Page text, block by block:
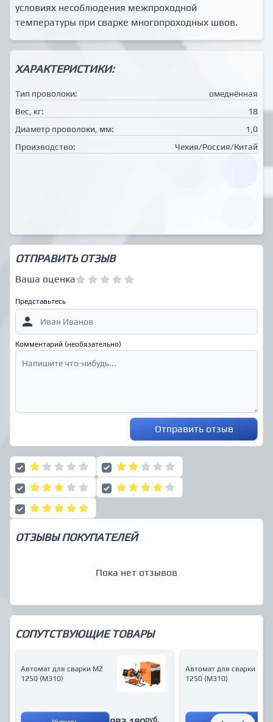
условиях несоблюдения межпроходной
температуры при сварке многопроходных швов.
ХАРАКТЕРИСТИКИ:
Тип проволоки:
омеднённая
Вес, кг:
18
Диаметр проволоки, мм:
1,0
Производство:
Чехия/Россия/Китай
ОТПРАВИТЬ ОТЗЫВ
Ваша оценка
Представьтесь
Комментарий (необязательно)
Отправить отзыв
ОТЗЫВЫ ПОКУПАТЕЛЕЙ
Пока нет отзывов
СОПУТСТВУЮЩИЕ ТОВАРЫ
Автомат для сварки MZ
1250 (М310)
руб.
Автомат для сварки MZ
1250 (М310)